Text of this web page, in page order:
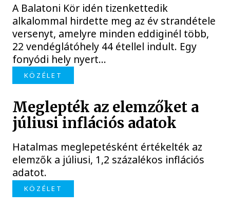
A Balatoni Kör idén tizenkettedik
alkalommal hirdette meg az év strandétele
versenyt, amelyre minden eddiginél több,
22 vendéglátóhely 44 étellel indult. Egy
fonyódi hely nyert...
KÖZÉLET
Meglepték az elemzőket a
júliusi inflációs adatok
Hatalmas meglepetésként értékelték az
elemzők a júliusi, 1,2 százalékos inflációs
adatot.
KÖZÉLET